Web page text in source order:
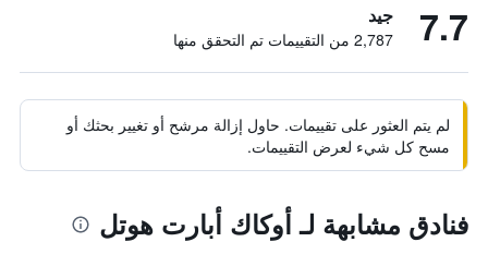
7.7 جيد
2,787 من التقييمات تم التحقق منها
لم يتم العثور على تقييمات. حاول إزالة مرشح أو تغيير بحثك أو
مسح كل شيء لعرض التقييمات.
فنادق مشابهة لـ أوكاك أبارت هوتل